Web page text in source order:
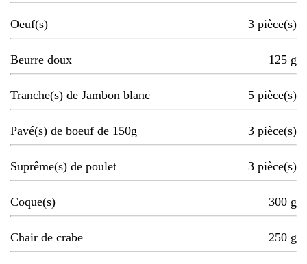
Oeuf(s) 3 pièce(s)
Beurre doux 125 g
Tranche(s) de Jambon blanc 5 pièce(s)
Pavé(s) de boeuf de 150g 3 pièce(s)
Suprême(s) de poulet 3 pièce(s)
Coque(s) 300 g
Chair de crabe 250 g